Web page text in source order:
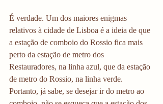
É verdade. Um dos maiores enigmas
relativos à cidade de Lisboa é a ideia de que
a estação de comboio do Rossio fica mais
perto da estação de metro dos
Restauradores, na linha azul, que da estação
de metro do Rossio, na linha verde.
Portanto, já sabe, se desejar ir do metro ao